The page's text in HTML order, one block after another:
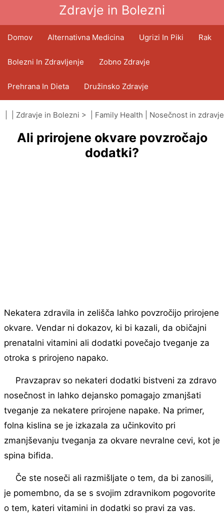
Zdravje in Bolezni
Domov Alternativna Medicina Ugrizi In Piki Rak
Bolezni In Zdravljenje Zobno Zdravje
Prehrana In Dieta Družinsko Zdravje
Zdravstveni Sektor Duševno Zdravje
Javno Zdravje In Varnost Operacije In Posegi
Zdravje in Bolezni > | Family Health Nosečnost in zdravje
Ali prirojene okvare povzročajo
dodatki?
Nekatera zdravila in zelišča lahko povzročijo prirojene
okvare. Vendar ni dokazov, ki bi kazali, da običajni
prenatalni vitamini ali dodatki povečajo tveganje za
otroka s prirojeno napako.
Pravzaprav so nekateri dodatki bistveni za zdravo
nosečnost in lahko dejansko pomagajo zmanjšati
tveganje za nekatere prirojene napake. Na primer,
folna kislina se je izkazala za učinkovito pri
zmanjševanju tveganja za okvare nevralne cevi, kot je
spina bifida.
Če ste noseči ali razmišljate o tem, da bi zanosili,
je pomembno, da se s svojim zdravnikom pogovorite
o tem, kateri vitamini in dodatki so pravi za vas.